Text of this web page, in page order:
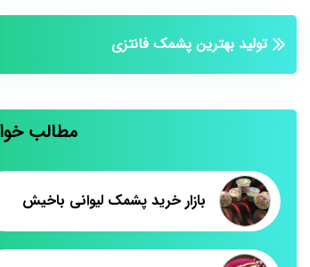
تولید بهترین پشمک فانتزی
مطالب
بازار خرید پشمک لیوانی باخیش